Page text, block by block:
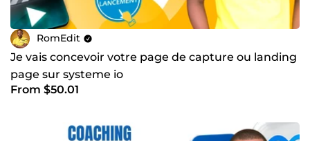
RomEdit
Je vais concevoir votre page de capture ou landing
page sur systeme io
From $50.01